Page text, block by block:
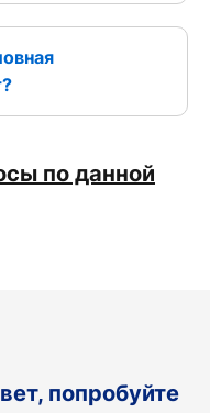
по данной
попробуйте